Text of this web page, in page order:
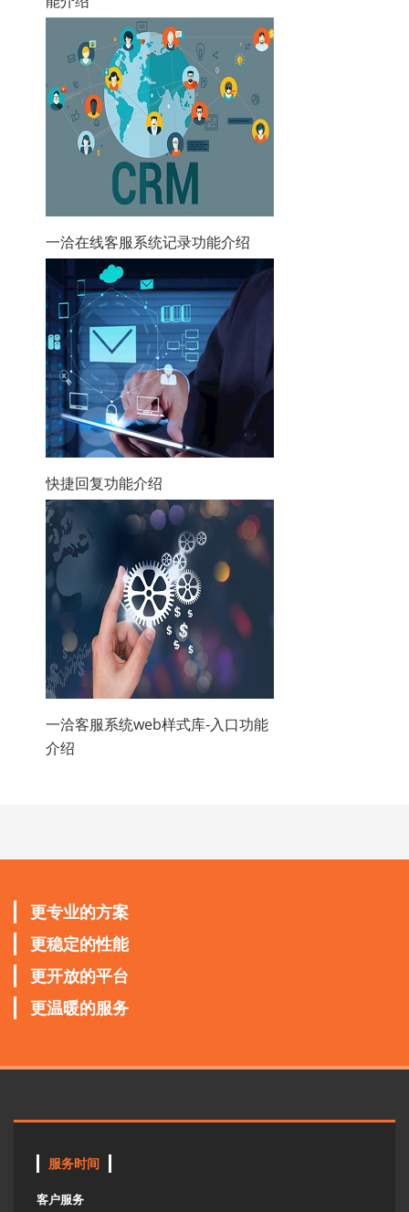
一洽在线客服系统记录功能介绍
快捷回复功能介绍
一洽客服系统web样式库-入口功能
介绍
更专业的方案
更稳定的性能
更开放的平台
更温暖的服务
服务时间
客户服务